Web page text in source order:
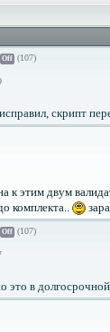
Off (107)
скрипт
к этим двум
комплекта..
Off (107)
в